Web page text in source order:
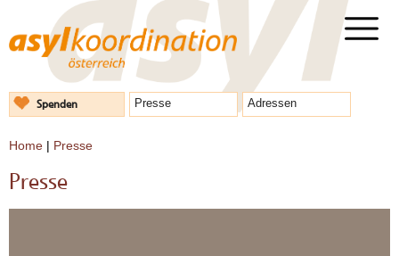
Spenden Presse Adressen
Home | Presse
Presse